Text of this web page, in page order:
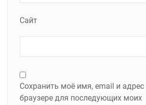
Сайт
Сохранить моё имя, email и адрес
браузере для последующих моих